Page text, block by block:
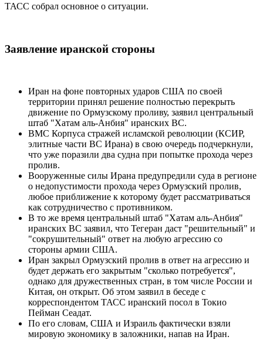
ТАСС собрал основное о ситуации.
Заявление иранской стороны
Иран на фоне повторных ударов США по своей
территории принял решение полностью перекрыть
движение по Ормузскому проливу, заявил центральный
штаб "Хатам аль-Анбия" иранских ВС.
ВМС Корпуса стражей исламской революции (КСИР,
элитные части ВС Ирана) в свою очередь подчеркнули,
что уже поразили два судна при попытке прохода через
пролив.
Вооруженные силы Ирана предупредили суда в регионе
о недопустимости прохода через Ормузский пролив,
любое приближение к которому будет рассматриваться
как сотрудничество с противником.
В то же время центральный штаб "Хатам аль-Анбия"
иранских ВС заявил, что Тегеран даст "решительный" и
"сокрушительный" ответ на любую агрессию со
стороны армии США.
Иран закрыл Ормузский пролив в ответ на агрессию и
будет держать его закрытым "сколько потребуется",
однако для дружественных стран, в том числе России и
Китая, он открыт. Об этом заявил в беседе с
корреспондентом ТАСС иранский посол в Токио
Пейман Сеадат.
По его словам, США и Израиль фактически взяли
мировую экономику в заложники, напав на Иран.